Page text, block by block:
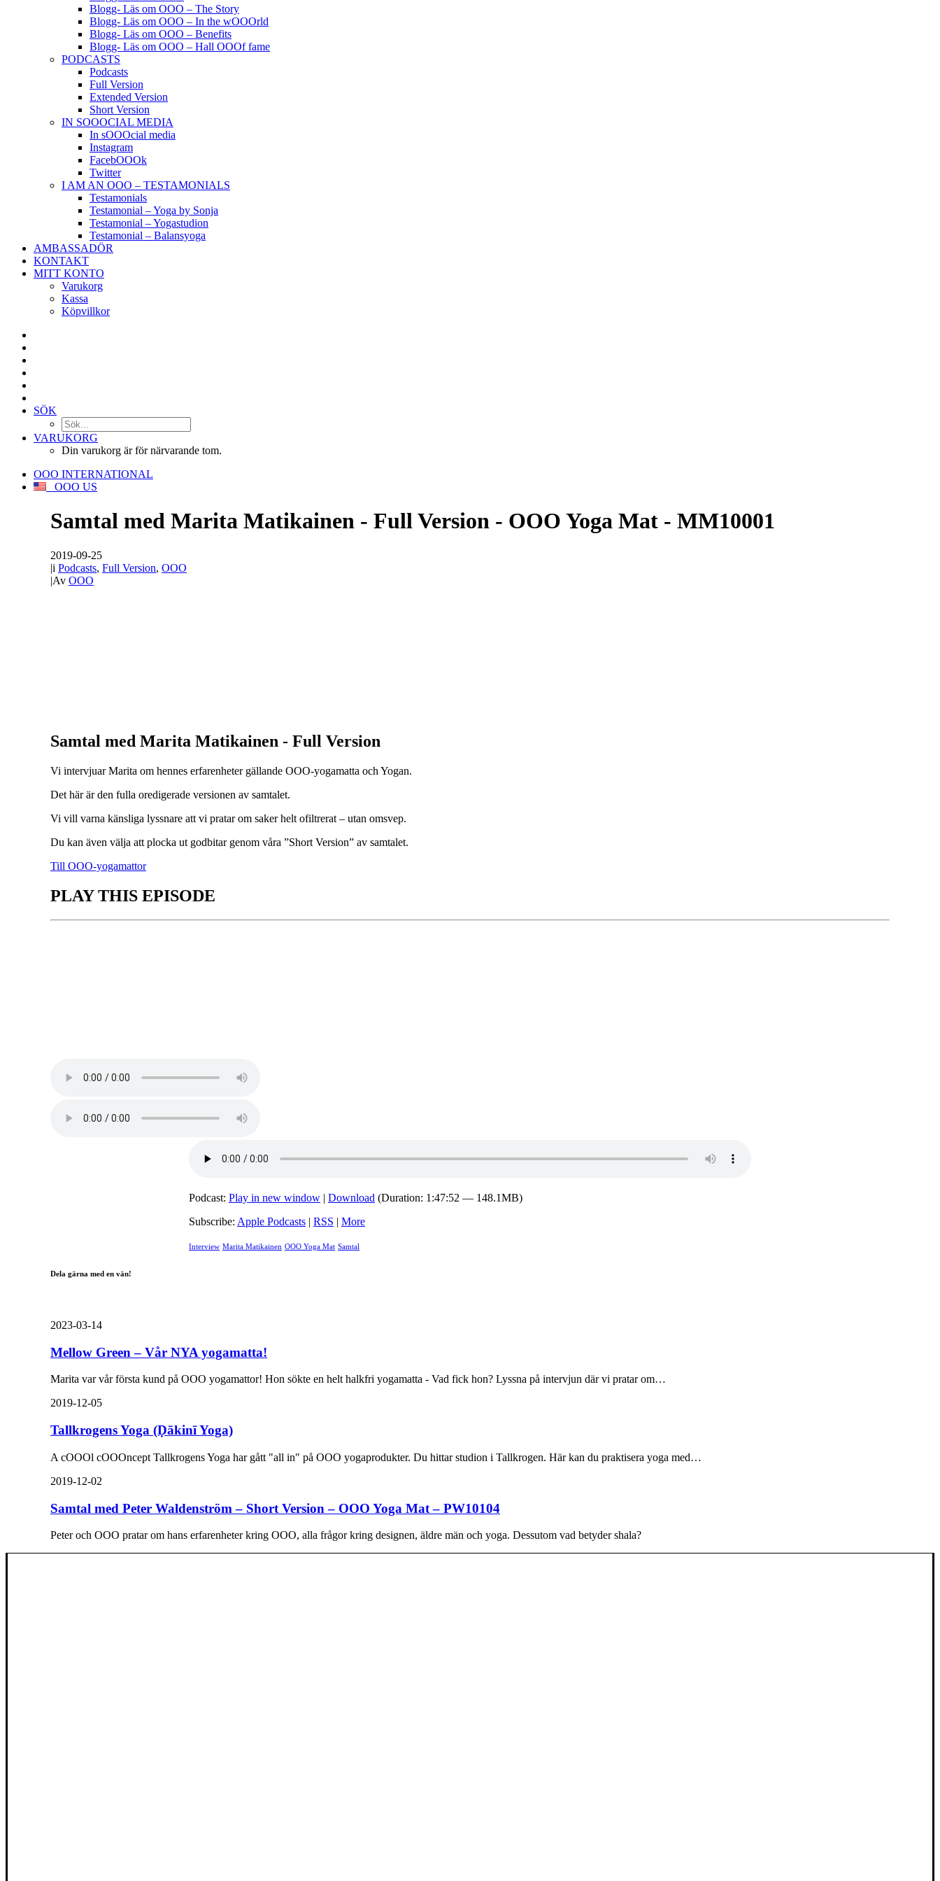
Blogg- Läs om OOO – The Story
Blogg- Läs om OOO – In the wOOOrld
Blogg- Läs om OOO – Benefits
Blogg- Läs om OOO – Hall OOOf fame
PODCASTS
Podcasts
Full Version
Extended Version
Short Version
IN SOOOCIAL MEDIA
In sOOOcial media
Instagram
FacebOOOk
Twitter
I AM AN OOO – TESTAMONIALS
Testamonials
Testamonial – Yoga by Sonja
Testamonial – Yogastudion
Testamonial – Balansyoga
AMBASSADÖR
KONTAKT
MITT KONTO
Varukorg
Kassa
Köpvillkor
SÖK
VARUKORG
Din varukorg är för närvarande tom.
OOO INTERNATIONAL
OOO US
Samtal med Marita Matikainen - Full Version - OOO Yoga Mat - MM10001
2019-09-25
|i Podcasts, Full Version, OOO
|Av OOO
Samtal med Marita Matikainen - Full Version
Vi intervjuar Marita om hennes erfarenheter gällande OOO-yogamatta och Yogan.
Det här är den fulla oredigerade versionen av samtalet.
Vi vill varna känsliga lyssnare att vi pratar om saker helt ofiltrerat – utan omsvep.
Du kan även välja att plocka ut godbitar genom våra ”Short Version” av samtalet.
Till OOO-yogamattor
PLAY THIS EPISODE
Podcast: Play in new window | Download (Duration: 1:47:52 — 148.1MB)
Subscribe: Apple Podcasts | RSS | More
Interview Marita Matikainen OOO Yoga Mat Samtal
Dela gärna med en vän!
2023-03-14
Mellow Green – Vår NYA yogamatta!
Marita var vår första kund på OOO yogamattor! Hon sökte en helt halkfri yogamatta - Vad fick hon? Lyssna på intervjun där vi pratar om…
2019-12-05
Tallkrogens Yoga (Ḍākinī Yoga)
A cOOOl cOOOncept Tallkrogens Yoga har gått "all in" på OOO yogaprodukter. Du hittar studion i Tallkrogen. Här kan du praktisera yoga med…
2019-12-02
Samtal med Peter Waldenström – Short Version – OOO Yoga Mat – PW10104
Peter och OOO pratar om hans erfarenheter kring OOO, alla frågor kring designen, äldre män och yoga. Dessutom vad betyder shala?